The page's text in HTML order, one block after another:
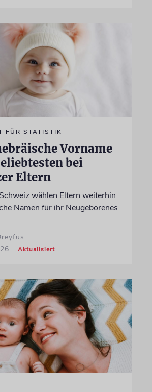
FÜR STATISTIK
Vorname
bei
Eltern
wählen Eltern weiterhin
Namen für ihr Neugeborenes
Aktualisiert